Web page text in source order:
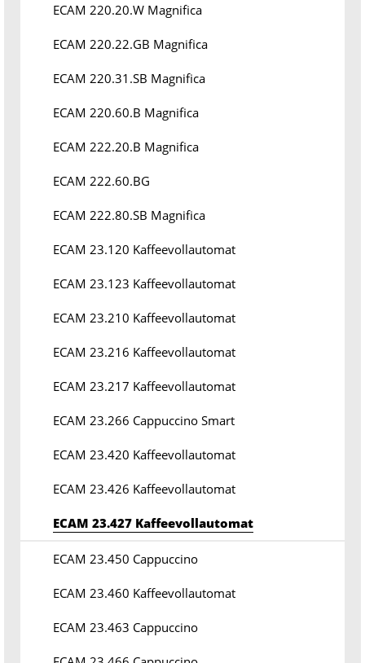
ECAM 220.20.W Magnifica
ECAM 220.22.GB Magnifica
ECAM 220.31.SB Magnifica
ECAM 220.60.B Magnifica
ECAM 222.20.B Magnifica
ECAM 222.60.BG
ECAM 222.80.SB Magnifica
ECAM 23.120 Kaffeevollautomat
ECAM 23.123 Kaffeevollautomat
ECAM 23.210 Kaffeevollautomat
ECAM 23.216 Kaffeevollautomat
ECAM 23.217 Kaffeevollautomat
ECAM 23.266 Cappuccino Smart
ECAM 23.420 Kaffeevollautomat
ECAM 23.426 Kaffeevollautomat
ECAM 23.427 Kaffeevollautomat
ECAM 23.450 Cappuccino
ECAM 23.460 Kaffeevollautomat
ECAM 23.463 Cappuccino